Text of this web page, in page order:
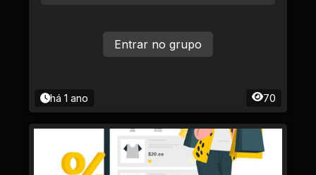
há 1 ano 70
Entrar no grupo